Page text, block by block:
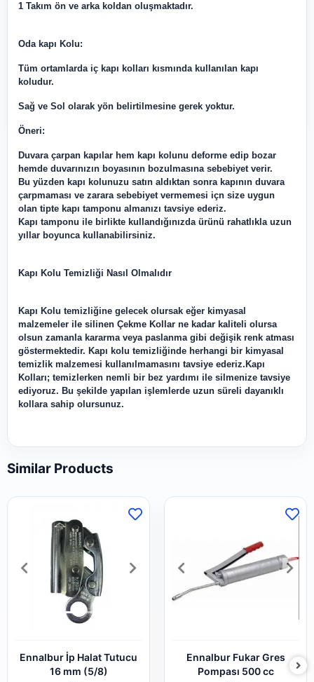
1 Takım ön ve arka koldan oluşmaktadır.
Oda kapı Kolu:
Tüm ortamlarda iç kapı kolları kısmında kullanılan kapı
koludur.
Sağ ve Sol olarak yön belirtilmesine gerek yoktur.
Öneri:
Duvara çarpan kapılar hem kapı kolunu deforme edip bozar
hemde duvarınızın boyasının bozulmasına sebebiyet verir.
Bu yüzden kapı kolunuzu satın aldıktan sonra kapının duvara
çarpmaması ve zarara sebebiyet vermemesi içn size uygun
olan tipte kapı tamponu almanızı tavsiye ederiz.
Kapı tamponu ile birlikte kullandığınızda ürünü rahatlıkla uzun
yıllar boyunca kullanabilirsiniz.
Kapı Kolu Temizliği Nasıl Olmalıdır
Kapı Kolu temizliğine gelecek olursak eğer kimyasal
malzemeler ile silinen Çekme Kollar ne kadar kaliteli olursa
olsun zamanla kararma veya paslanma gibi değişik renk atması
göstermektedir. Kapı kolu temizliğinde herhangi bir kimyasal
temizlik malzemesi kullanılmamasını tavsiye ederiz.Kapı
Kolları; temizlerken nemli bir bez yardımı ile silmenize tavsiye
ediyoruz. Bu şekilde yapılan işlemlerde uzun süreli dayanıklı
kollara sahip olursunuz.
Similar Products
Ennalbur İp Halat Tutucu
16 mm (5/8)
Ennalbur Fukar Gres
Pompası 500 cc